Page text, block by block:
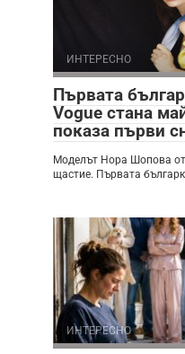
ИНТЕРЕСНО
Първата
Vogue стана
показа първи
Моделът Нора Шопова
щастие. Първата
ИНТЕРЕСНО